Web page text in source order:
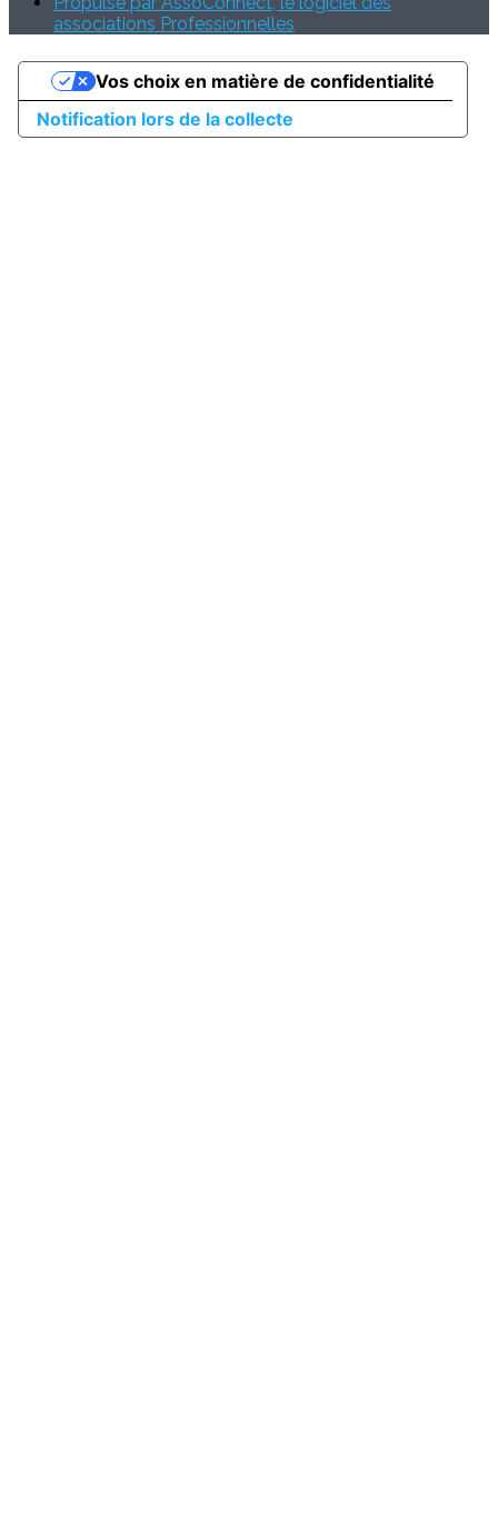
associations Professionnelles
Notification lors de la collecte
Vos choix en matière de confidentialité